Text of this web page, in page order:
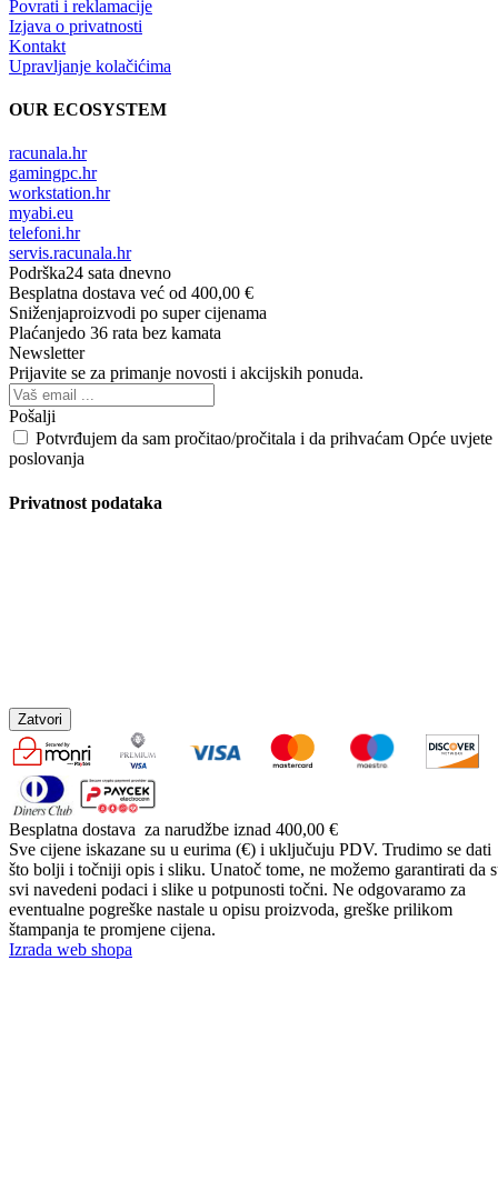
Povrati i reklamacije
Izjava o privatnosti
Kontakt
Upravljanje kolačićima
OUR ECOSYSTEM
racunala.hr
gamingpc.hr
workstation.hr
myabi.eu
telefoni.hr
servis.racunala.hr
Podrška24 sata dnevno
Besplatna dostava već od 400,00 €
Sniženjaproizvodi po super cijenama
Plaćanjedo 36 rata bez kamata
Newsletter
Prijavite se za primanje novosti i akcijskih ponuda.
Pošalji
Potvrđujem da sam pročitao/pročitala i da prihvaćam Opće uvjete
poslovanja
Privatnost podataka
Zatvori
Besplatna dostava za narudžbe iznad 400,00 €
Sve cijene iskazane su u eurima (€) i uključuju PDV. Trudimo se dati
što bolji i točniji opis i sliku. Unatoč tome, ne možemo garantirati da
svi navedeni podaci i slike u potpunosti točni. Ne odgovaramo za
eventualne pogreške nastale u opisu proizvoda, greške prilikom
štampanja te promjene cijena.
Izrada web shopa